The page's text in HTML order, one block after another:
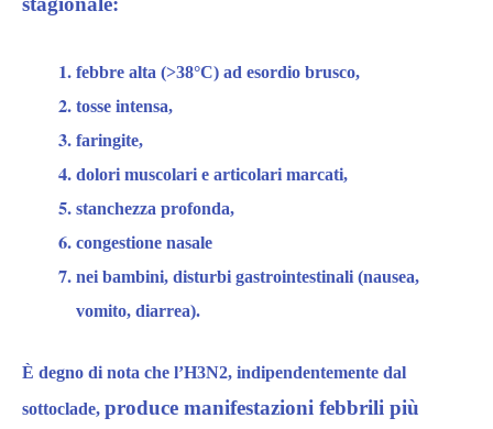
febbre alta (>38°C) ad esordio brusco,
tosse intensa,
faringite,
dolori muscolari e articolari marcati,
stanchezza profonda,
congestione nasale
nei bambini, disturbi gastrointestinali (nausea,
vomito, diarrea).
È degno di nota che l’H3N2, indipendentemente dal
sottoclade, produce manifestazioni febbrili più